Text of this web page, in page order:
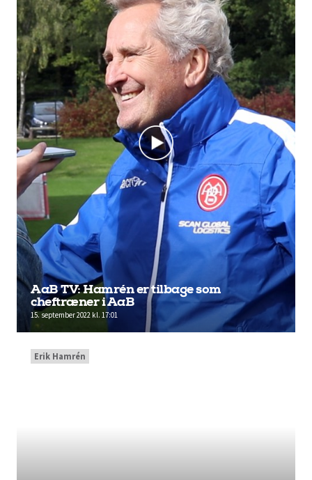
AaB TV: Hamrén er tilbage som
cheftræner i AaB
15. september 2022 kl. 17:01
Erik Hamrén